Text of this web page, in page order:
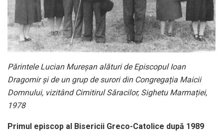
Părintele Lucian Mureșan alături de Episcopul Ioan
Dragomir și de un grup de surori din Congregația Maicii
Domnului, vizitând Cimitirul Săracilor, Sighetu Marmației,
1978
Primul episcop al Bisericii Greco-Catolice după 1989